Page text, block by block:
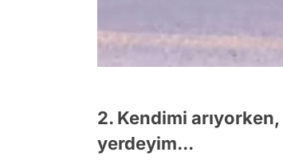
2. Kendimi
yerdeyim...